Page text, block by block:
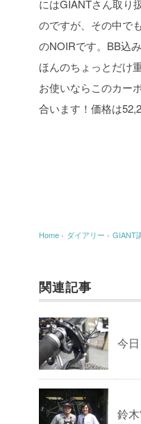
にはGIANTさん取り
のですが、その中で
のNOIRです。BB込
ほんのちょっとだけ
お使いならこのカー
合います！価格は
Home › ダイアリー › GIANT
関連記事
今
鈴